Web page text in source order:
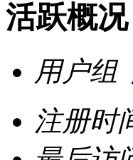
活跃概况
用户组
注册时